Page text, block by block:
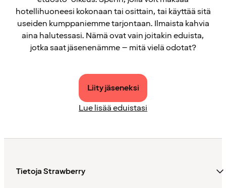
hotellihuoneesi kokonaan tai osittain, tai käyttää sitä
useiden kumppaniemme tarjontaan. Ilmaista kahvia
aina halutessasi. Nämä ovat vain joitakin eduista,
jotka saat jäsenenämme – mitä vielä odotat?
Liity jäseneksi
Lue lisää eduistasi
Tietoja Strawberry